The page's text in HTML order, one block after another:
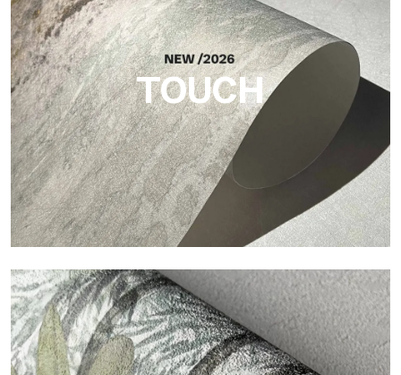
essentiellen Struktur, die der Fläche Balance, Tiefe und eine
elegante Materialität verleiht.
TOUCH
Touch
Oberfläche mit faseriger und unregelmäßiger Struktur und
einer weichen Textur, die Wärme und Authentizität vermittelt.